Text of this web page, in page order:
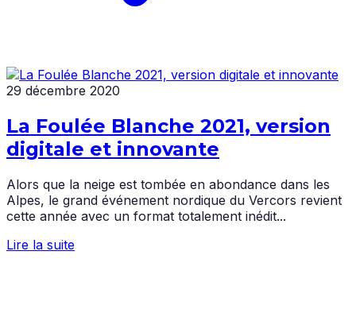
29 décembre 2020
La Foulée Blanche 2021, version
digitale et innovante
Alors que la neige est tombée en abondance dans les
Alpes, le grand événement nordique du Vercors revient
cette année avec un format totalement inédit...
Lire la suite